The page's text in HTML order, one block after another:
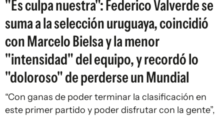
"Es culpa nuestra": Federico Valverde se
suma a la selección uruguaya, coincidió
con Marcelo Bielsa y la menor
"intensidad" del equipo, y recordó lo
"doloroso" de perderse un Mundial
“Con ganas de poder terminar la clasificación en
este primer partido y poder disfrutar con la gente”,